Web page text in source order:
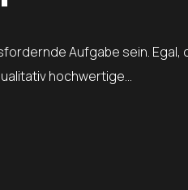
Aufgabe sein. Egal,
hochwertige…